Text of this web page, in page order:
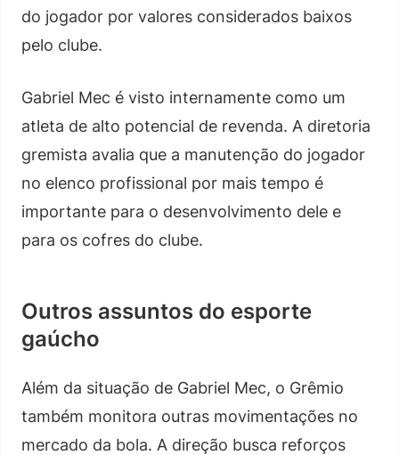
do jogador por valores considerados baixos
pelo clube.
Gabriel Mec é visto internamente como um
atleta de alto potencial de revenda. A diretoria
gremista avalia que a manutenção do jogador
no elenco profissional por mais tempo é
importante para o desenvolvimento dele e
para os cofres do clube.
Outros assuntos do esporte
gaúcho
Além da situação de Gabriel Mec, o Grêmio
também monitora outras movimentações no
mercado da bola. A direção busca reforços